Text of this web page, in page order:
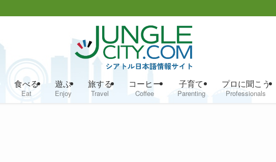
食べる
Eat
遊ぶ
Enjoy
旅する
Travel
コーヒー
Coffee
子育て
Parenting
プロに聞こう
Professionals